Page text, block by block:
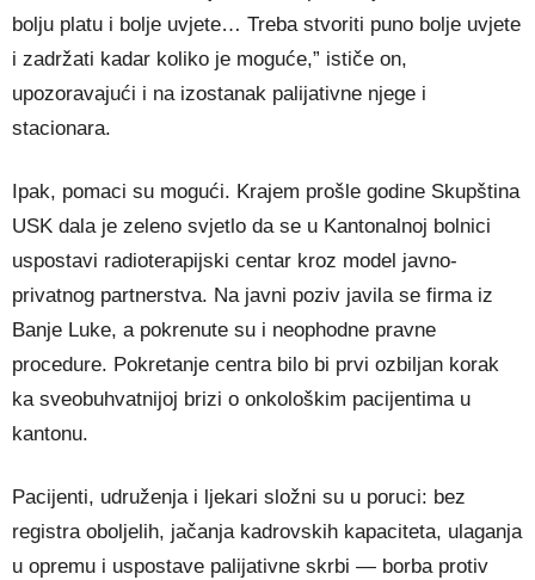
bolju platu i bolje uvjete… Treba stvoriti puno bolje uvjete
i zadržati kadar koliko je moguće,” ističe on,
upozoravajući i na izostanak palijativne njege i
stacionara.
Ipak, pomaci su mogući. Krajem prošle godine Skupština
USK dala je zeleno svjetlo da se u Kantonalnoj bolnici
uspostavi radioterapijski centar kroz model javno-
privatnog partnerstva. Na javni poziv javila se firma iz
Banje Luke, a pokrenute su i neophodne pravne
procedure. Pokretanje centra bilo bi prvi ozbiljan korak
ka sveobuhvatnijoj brizi o onkološkim pacijentima u
kantonu.
Pacijenti, udruženja i ljekari složni su u poruci: bez
registra oboljelih, jačanja kadrovskih kapaciteta, ulaganja
u opremu i uspostave palijativne skrbi — borba protiv